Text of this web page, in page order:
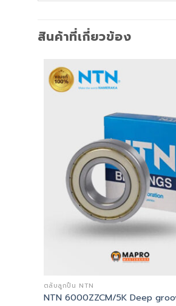
สินค้าที่เกี่ยวข้อง
ตลับลูกปืน NTN
NTN 6000ZZCM/5K Deep